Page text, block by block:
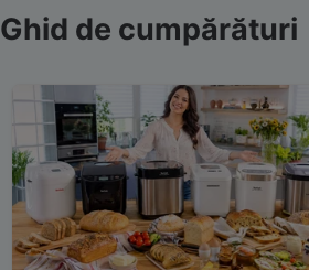
Ghid de cumpărături